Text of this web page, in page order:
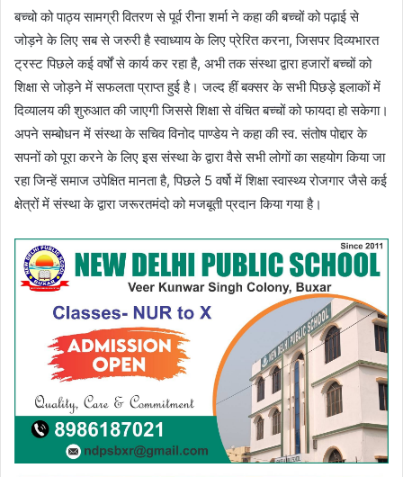
बच्चो को पाठ्य सामग्री वितरण से पूर्व रीना शर्मा ने कहा की बच्चों को पढ़ाई से
जोड़ने के लिए सब से जरुरी है स्वाध्याय के लिए प्रेरित करना, जिसपर दिव्यभारत
ट्रस्ट पिछले कई वर्षों से कार्य कर रहा है, अभी तक संस्था द्वारा हजारों बच्चों को
शिक्षा से जोड़ने में सफलता प्राप्त हुई है। जल्द हीं बक्सर के सभी पिछड़े इलाकों में
दिव्यालय की शुरुआत की जाएगी जिससे शिक्षा से वंचित बच्चों को फायदा हो सकेगा।
अपने सम्बोधन में संस्था के सचिव विनोद पाण्डेय ने कहा की स्व. संतोष पोद्दार के
सपनों को पूरा करने के लिए इस संस्था के द्वारा वैसे सभी लोगों का सहयोग किया जा
रहा जिन्हें समाज उपेक्षित मानता है, पिछले 5 वर्षो में शिक्षा स्वास्थ्य रोजगार जैसे कई
क्षेत्रों में संस्था के द्वारा जरूरतमंदो को मजबूती प्रदान किया गया है।